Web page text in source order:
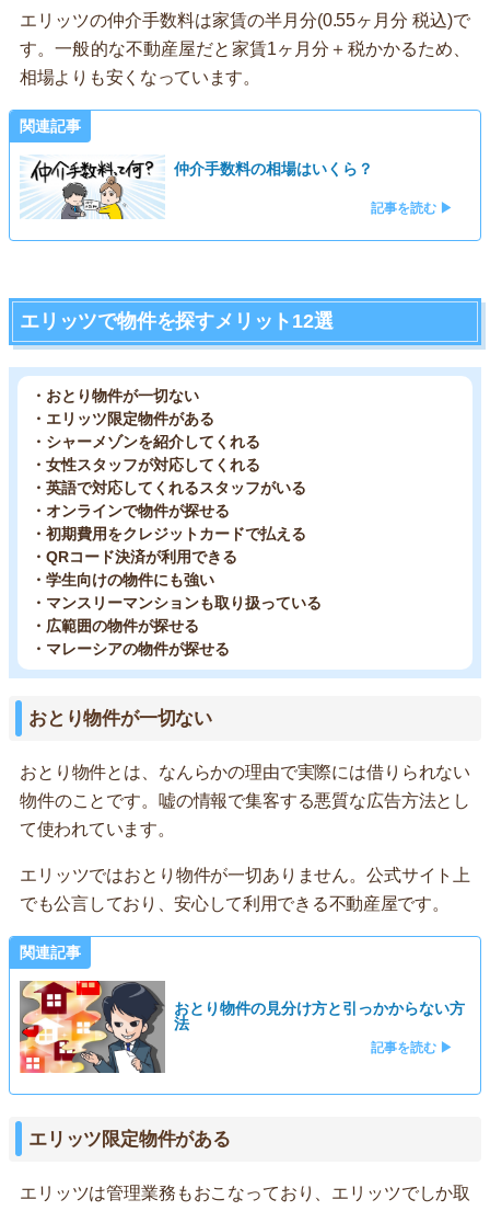
エリッツの仲介手数料は家賃の半月分(0.55ヶ月分 税込)で
す。一般的な不動産屋だと家賃1ヶ月分＋税かかるため、
相場よりも安くなっています。
関連記事
仲介手数料の相場はいくら？
記事を読む ▶
エリッツで物件を探すメリット12選
・おとり物件が一切ない
・エリッツ限定物件がある
・シャーメゾンを紹介してくれる
・女性スタッフが対応してくれる
・英語で対応してくれるスタッフがいる
・オンラインで物件が探せる
・初期費用をクレジットカードで払える
・QRコード決済が利用できる
・学生向けの物件にも強い
・マンスリーマンションも取り扱っている
・広範囲の物件が探せる
・マレーシアの物件が探せる
おとり物件が一切ない
おとり物件とは、なんらかの理由で実際には借りられない
物件のことです。嘘の情報で集客する悪質な広告方法とし
て使われています。
エリッツではおとり物件が一切ありません。公式サイト上
でも公言しており、安心して利用できる不動産屋です。
関連記事
おとり物件の見分け方と引っかからない方
法
記事を読む ▶
エリッツ限定物件がある
エリッツは管理業務もおこなっており、エリッツでしか取